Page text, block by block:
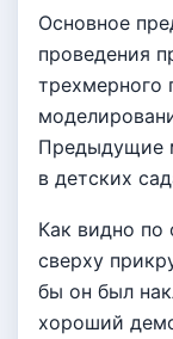
Основное
проведения
трехмерного
Предыдущие
в детских
Как видно по
сверху
бы он был
хороший